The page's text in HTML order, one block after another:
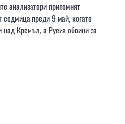
анализатори припомнят
преди 9 май, когато
над Кремъл, а Русия обвини за